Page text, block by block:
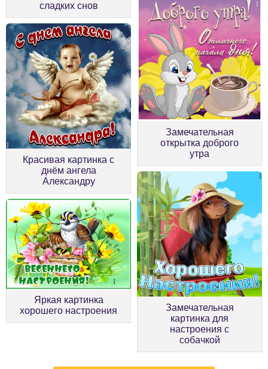
сладких снов
Красивая картинка с
днём ангела
Александру
Замечательная
открытка доброго
утра
Яркая картинка
хорошего настроения
Замечательная
картинка для
настроения с
собачкой